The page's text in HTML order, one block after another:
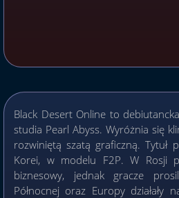
Black Desert Online to
studia Pearl Abyss. Wyróżnia się
rozwiniętą szatą graficzną. Tytuł
Korei, w modelu F2P. W Rosji
biznesowy, jednak gracze
Północnej oraz Europy działały